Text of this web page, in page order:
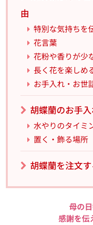
由
特別な気持ちを
花言葉
花粉や香りが少
長く花を楽しめ
お手入れ・お世
胡蝶蘭のお手
水やりのタイミ
置く・飾る場所
胡蝶蘭を注文
母の
感謝を伝